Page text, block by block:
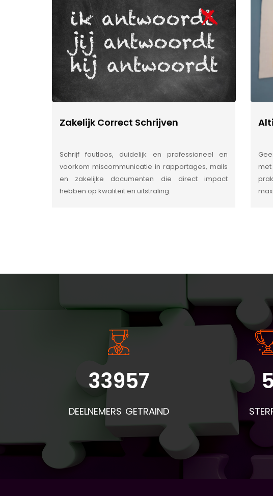
Zakelijk Correct Schrijven
Schrijf foutloos, duidelijk en professioneel en
voorkom miscommunicatie in rapportages, mails
en zakelijke documenten die direct impact
hebben op kwaliteit en uitstraling.
Belangrijke
de
mee naar
hiervan
materiaal dat
is:
33957
DEELNEMERS GETRAIND
5